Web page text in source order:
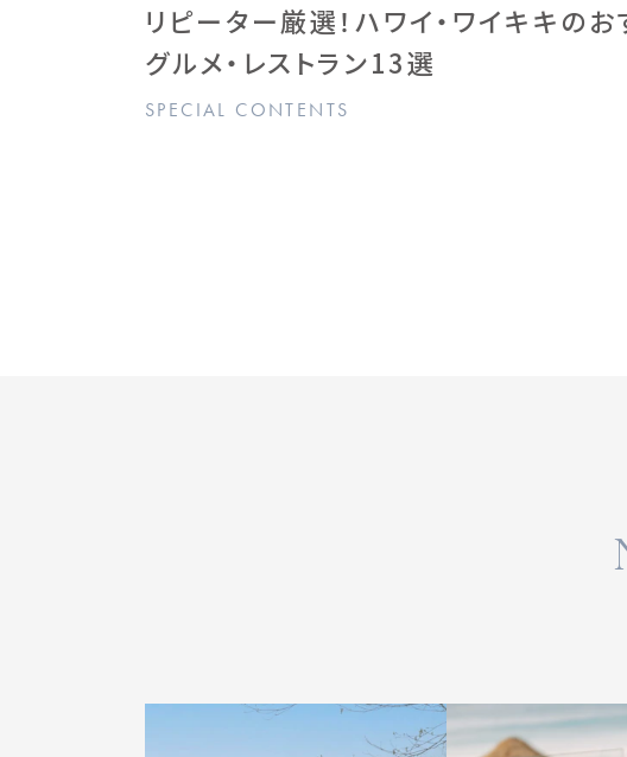
リピーター厳選！ハワイ・ワイキキのお
グルメ・レストラン13選
SPECIAL CONTENTS